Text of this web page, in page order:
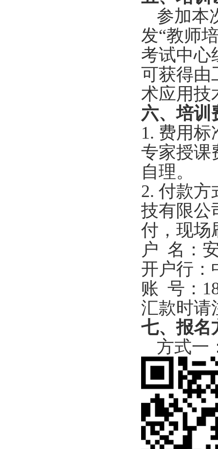
参加本
发“教师
考试中心
可获得由
术应用技
六、培训
1. 费用标
专家授课
自理。
2. 付款方
技有限公
付，现场
户 名：
开户行：
账 号：
汇款时请
七、报名
方式一